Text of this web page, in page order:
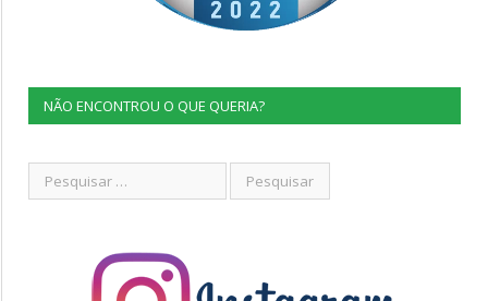
NÃO ENCONTROU O QUE QUERIA?